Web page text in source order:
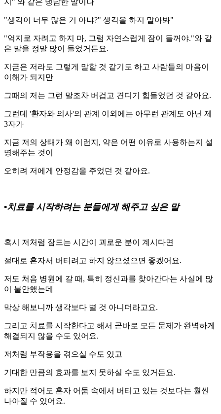
"생각이 너무 많은 거 아냐?" 생각을 하지 말아봐"
"억지로 자려고 하지 마, 그럼 자연스럽게 잠이 들꺼야."와 같
은 말을 정말 많이 들었거든요.
지금은 저라도 그렇게 말할 것 같기도 하고 사람들의 마음이
이해가 되지만
그때의 저는 그런 말조차 버겁고 견디기 힘들었던 것 같아요.
그런데 '환자와 의사'의 관계 이외에는 아무런 관계도 아닌 제
3자가
지금 저의 상태가 왜 이런지, 약은 어떤 이유로 사용하는지 설
명해주는 것이
오히려 저에게 안정감을 주었던 것 같아요.
▪️치료를 시작하려는 분들에게 해주고 싶은 말
혹시 저처럼 잠드는 시간이 괴로운 분이 계시다면
절대로 혼자서 버티려고 하지 않으셨으면 좋겠어요.
저도 처음 병원에 갈 때, 특히 정신과를 찾아간다는 사실에 많
이 불안했는데
막상 해보니까 생각보다 별 것 아니더라고요.
그리고 치료를 시작한다고 해서 곧바로 모든 문제가 완벽하게
해결되지 않을 수도 있어요.
저처럼 부작용을 겪으실 수도 있고
기대한 만큼의 효과를 보지 못하실 수도 있거든요.
하지만 적어도 혼자 어둠 속에서 버티고 있는 것보다는 훨씬
나아질 수 있어요.